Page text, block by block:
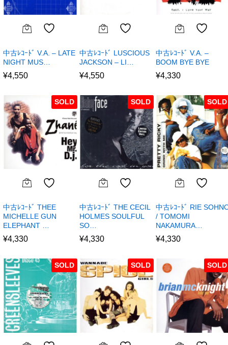
中古ﾚｺｰﾄﾞ V.A. – LATE
NIGHT MUS…
¥4,550
中古ﾚｺｰﾄﾞ LUSCIOUS
JACKSON – LI…
¥4,550
中古ﾚｺｰﾄﾞ V.A. –
BOOM BYE BYE
¥4,330
SOLD
中古ﾚｺｰﾄﾞ THEE
MICHELLE GUN
ELEPHANT …
¥4,330
SOLD
中古ﾚｺｰﾄﾞ THE CECIL
HOLMES SOULFUL
SO…
¥4,330
SOLD
中古ﾚｺｰﾄﾞ RIE
/ TOMOMI
NAKAMURA…
¥4,330
SOLD SOLD SOLD